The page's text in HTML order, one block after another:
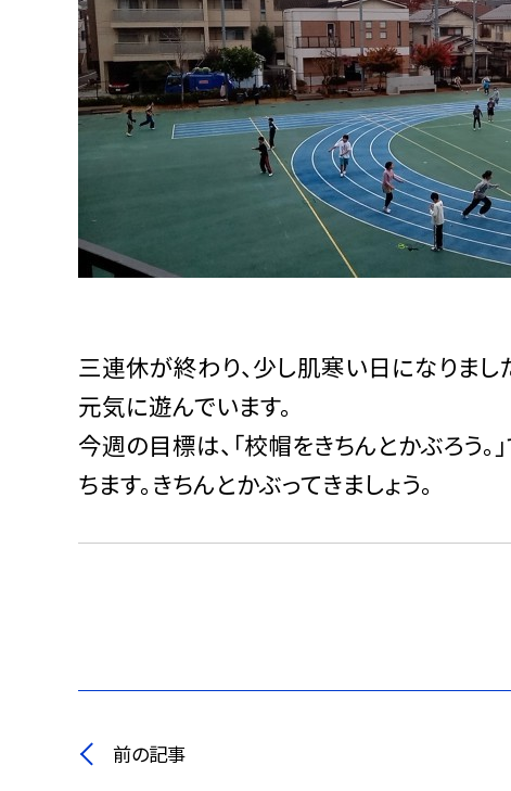
三連休が終わり、少し肌寒い日になりまし
元気に遊んでいます。
今週の目標は、「校帽をきちんとかぶろう
ちます。きちんとかぶってきましょう。
前の記事